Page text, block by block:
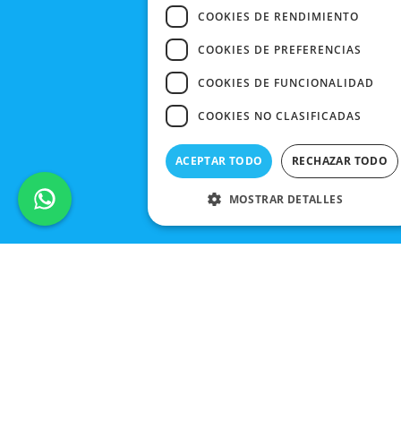
COOKIES DE RENDIMIENTO
COOKIES DE PREFERENCIAS
COOKIES DE FUNCIONALIDAD
COOKIES NO CLASIFICADAS
ACEPTAR TODO RECHAZAR TODO
MOSTRAR DETALLES